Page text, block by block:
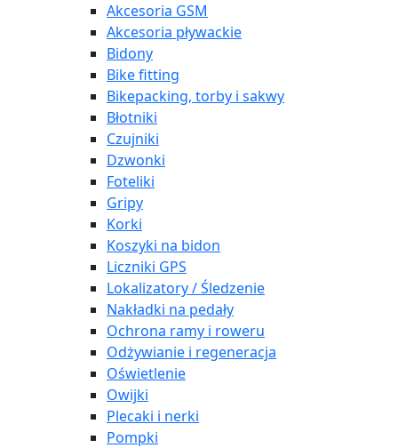
Akcesoria GSM
Akcesoria pływackie
Bidony
Bike fitting
Bikepacking, torby i sakwy
Błotniki
Czujniki
Dzwonki
Foteliki
Gripy
Korki
Koszyki na bidon
Liczniki GPS
Lokalizatory / Śledzenie
Nakładki na pedały
Ochrona ramy i roweru
Odżywianie i regeneracja
Oświetlenie
Owijki
Plecaki i nerki
Pompki